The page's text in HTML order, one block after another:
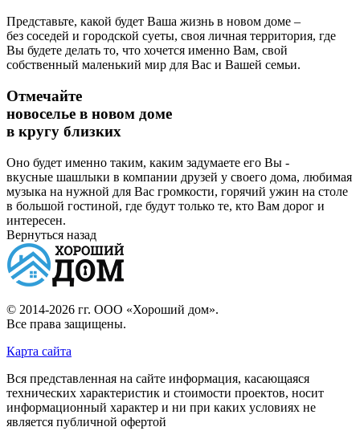
Представьте, какой будет Ваша жизнь в новом доме –
без соседей и городской суеты, своя личная территория, где
Вы будете делать то, что хочется именно Вам, свой
собственный маленький мир для Вас и Вашей семьи.
Отмечайте
новоселье в новом доме
в кругу близких
Оно будет именно таким, каким задумаете его Вы -
вкусные шашлыки в компании друзей у своего дома, любимая
музыка на нужной для Вас громкости, горячий ужин на столе
в большой гостиной, где будут только те, кто Вам дорог и
интересен.
Вернуться назад
© 2014-2026 гг. ООО «Хороший дом».
Все права защищены.
Карта сайта
Вся представленная на сайте информация, касающаяся
технических характеристик и стоимости проектов, носит
информационный характер и ни при каких условиях не
является публичной офертой